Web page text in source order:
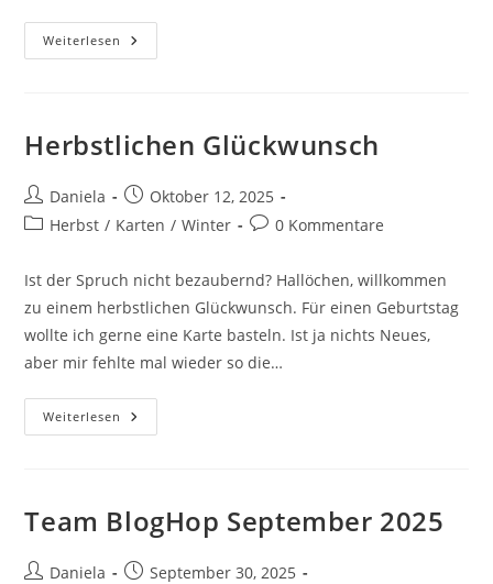
Weiterlesen
Herbstlichen Glückwunsch
Daniela
Oktober 12, 2025
Herbst / Karten / Winter 0 Kommentare
Ist der Spruch nicht bezaubernd? Hallöchen, willkommen
zu einem herbstlichen Glückwunsch. Für einen Geburtstag
wollte ich gerne eine Karte basteln. Ist ja nichts Neues,
aber mir fehlte mal wieder so die…
Weiterlesen
Team BlogHop September 2025
Daniela
September 30, 2025